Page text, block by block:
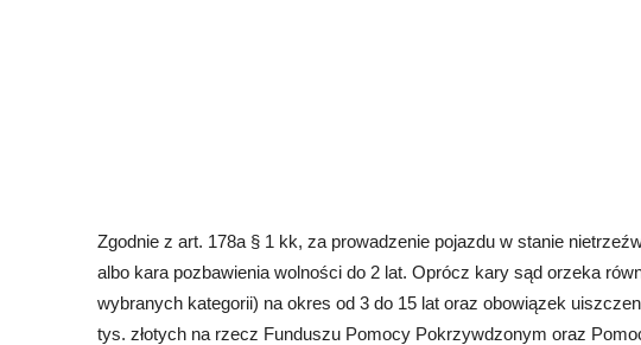
Zgodnie z art. 178a § 1 kk, za prowadzenie pojazdu w stanie
albo kara pozbawienia wolności do 2 lat. Oprócz kary sąd orzeka
wybranych kategorii) na okres od 3 do 15 lat oraz obowiązek
tys. złotych na rzecz Funduszu Pomocy Pokrzywdzonym oraz